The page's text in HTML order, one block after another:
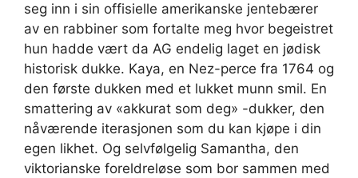
seg inn i sin offisielle amerikanske jentebærer
av en rabbiner som fortalte meg hvor begeistret
hun hadde vært da AG endelig laget en jødisk
historisk dukke. Kaya, en Nez-perce fra 1764 og
den første dukken med et lukket munn smil. En
smattering av «akkurat som deg» -dukker, den
nåværende iterasjonen som du kan kjøpe i din
egen likhet. Og selvfølgelig Samantha, den
viktorianske foreldreløse som bor sammen med